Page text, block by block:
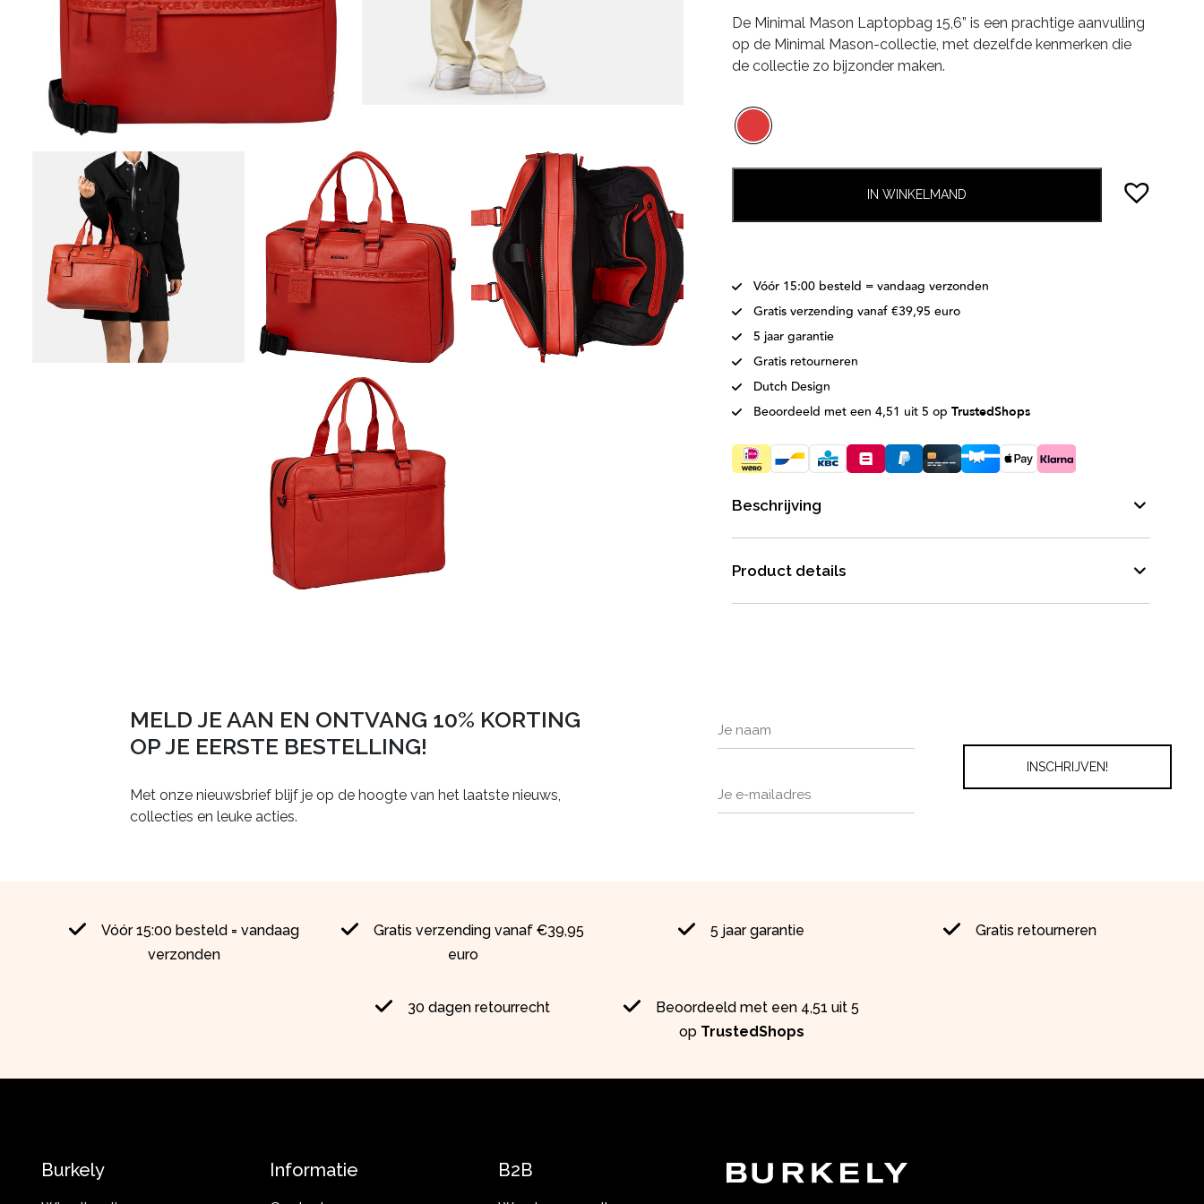
was:
€179.95.
is:
€125.97.
De Minimal Mason Laptopbag 15,6” is een prachtige aanvulling
op de Minimal Mason-collectie, met dezelfde kenmerken die
de collectie zo bijzonder maken.
IN WINKELMAND
Vóór 15:00 besteld = vandaag verzonden
Gratis verzending vanaf €39,95 euro
5 jaar garantie
Gratis retourneren
Dutch Design
Beoordeeld met een 4,51 uit 5 opTrustedShops
Beschrijving
Product details
MELD JE AAN EN ONTVANG 10% KORTING
OP JE EERSTE BESTELLING!
Met onze nieuwsbrief blijf je op de hoogte van het laatste nieuws,
collecties en leuke acties.
Vóór 15:00 besteld = vandaag
verzonden
Gratis verzending vanaf €39,95
euro
5 jaar garantie Gratis retourneren
30 dagen retourrecht
Beoordeeld met een 4,51 uit 5
op TrustedShops
Burkely Informatie B2B